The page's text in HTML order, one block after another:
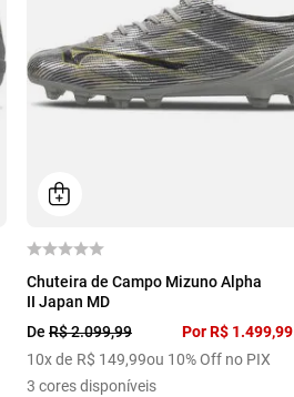
38 39 40 41
44
Chuteira de Campo Mizuno Alpha
II Japan MD
De R$2.099,99 PorR$ 1.499,99
10x de R$ 149,99ou 10% Off no PIX
3 cores disponíveis